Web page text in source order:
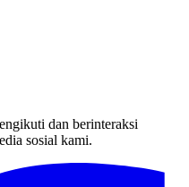
dan berinteraksi
sosial kami.